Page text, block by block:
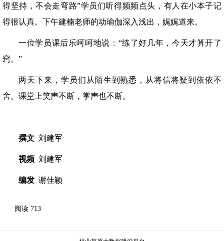
得坚持，不会走弯路”学员们听得频频点头，有人在小本子记
得很认真。下午建楠老师的动瑜伽深入浅出，娓娓道来。
一位学员课后乐呵呵地说：“练了好几年，今天才算开了
窍。”
两天下来，学员们从陌生到熟悉，从将信将疑到依依不
舍。课堂上笑声不断，掌声也不断。
撰文 刘建军
视频 刘建军
编发 谢佳颖
阅读 713